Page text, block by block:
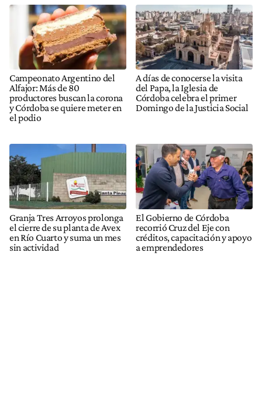
Campeonato Argentino del
Alfajor: Más de 80
productores buscan la corona
y Córdoba se quiere meter en
el podio
A días de conocerse la visita
del Papa, la Iglesia de
Córdoba celebra el primer
Domingo de la Justicia Social
Granja Tres Arroyos prolonga
el cierre de su planta de Avex
en Río Cuarto y suma un mes
sin actividad
El Gobierno de Córdoba
recorrió Cruz del Eje con
créditos, capacitación y apoyo
a emprendedores